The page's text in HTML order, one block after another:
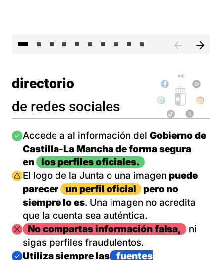
directorio
de redes sociales
Imagen
Accede a al información del Gobierno de
Castilla-La Mancha de forma segura
en
los perfiles oficiales.
Imagen
El logo de la Junta o una imagen puede
parecer
un perfil oficial
pero no
siempre lo es. Una imagen no acredita
que la cuenta sea auténtica.
ImagenNo compartas información falsa,
ni
sigas perfiles fraudulentos.
Imagen
Utiliza siempre las
fuentes